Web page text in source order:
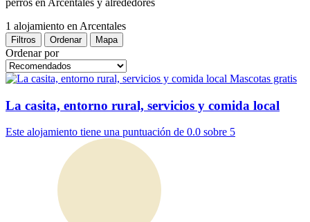
1 alojamiento en Arcentales
Filtros Ordenar Mapa
Ordenar por
Mascotas gratis
La casita, entorno rural, servicios y comida local
Este alojamiento tiene una puntuación de 0.0 sobre 5